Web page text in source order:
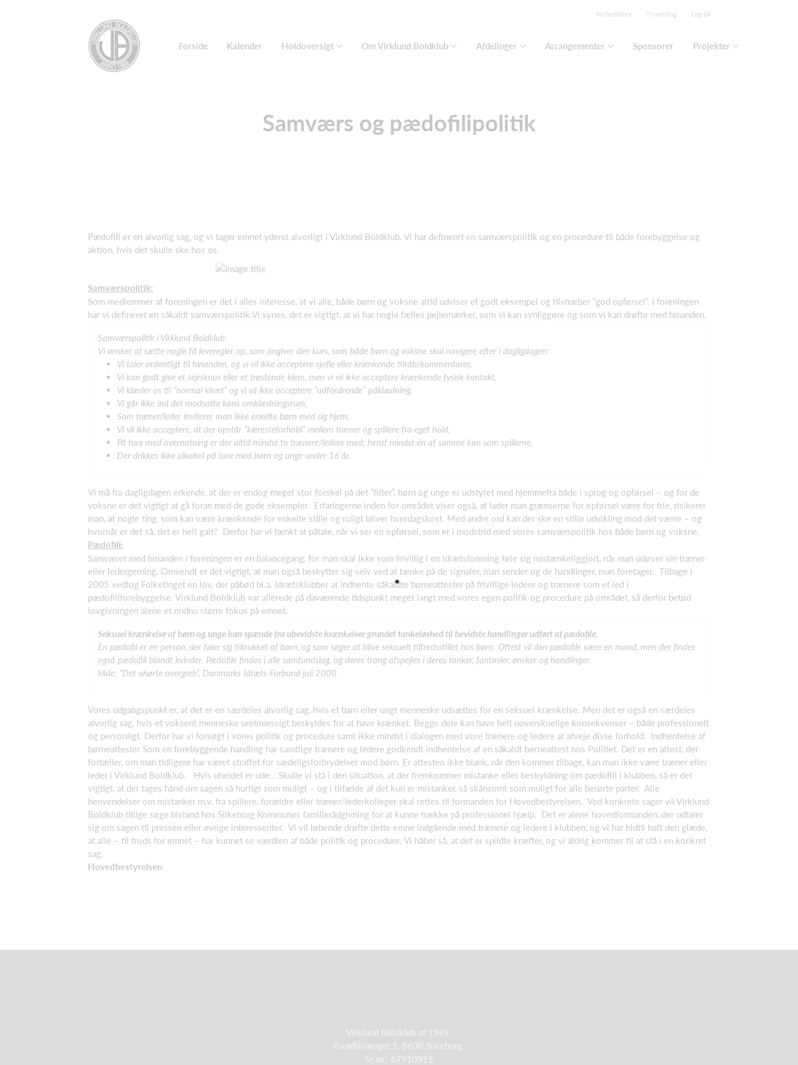
Nyhedsbrev Tilmelding Log på
Forside Kalender Holdoversigt Om Virklund Boldklub Afdelinger Arrangementer Sponsorer Projekter
Samværs og pædofilipolitik
Pædofili er en alvorlig sag, og vi tager emnet yderst alvorligt i Virklund Boldklub. Vi har defineret en samværspolitik og en procedure til både forebyggelse og
aktion, hvis det skulle ske hos os.
Samværspolitik:
Som medlemmer af foreningen er det i alles interesse, at vi alle, både børn og voksne altid udviser et godt eksempel og tilstræber ”god opførsel”. I foreningen
har vi defineret en såkaldt samværspolitik.Vi synes, det er vigtigt, at vi har nogle fælles pejlemærker, som vi kan synliggøre og som vi kan drøfte med hinanden.
Samværspolitik i Virklund Boldklub:
Vi ønsker at sætte nogle få leveregler op, som angiver den kurs, som både børn og voksne skal navigere efter i dagligdagen:
Vi taler ordentligt til hinanden, og vi vil ikke acceptere sjofle eller krænkende tilråb/kommentarer,
Vi kan godt give et sejrsknus eller et trøstende klem, men vi vil ikke acceptere krænkende fysisk kontakt,
Vi klæder os til ”normal idræt” og vi vil ikke acceptere ”udfordrende” påklædning,
Vi går ikke ind det modsatte køns omklædningsrum,
Som træner/leder inviterer man ikke enkelte børn med sig hjem,
Vi vil ikke acceptere, at der opstår ”kæresteforhold” mellem træner og spillere fra eget hold,
På ture med overnatning er der altid mindst to trænere/ledere med; heraf mindst én af samme køn som spillerne,
Der drikkes ikke alkohol på ture med børn og unge under 16 år,
Vi må fra dagligdagen erkende, at der er endog meget stor forskel på det ”filter”, børn og unge er udstyret med hjemmefra både i sprog og opførsel – og for de
voksne er det vigtigt at gå foran med de gode eksempler. Erfaringerne inden for området viser også, at lader man grænserne for opførsel være for frie, risikerer
man, at nogle ting, som kan være krænkende for enkelte stille og roligt bliver hverdagskost. Med andre ord kan der ske en stille udvikling mod det værre – og
hvornår er det så, det er helt galt? Derfor har vi tænkt at påtale, når vi ser en opførsel, som er i modstrid med vores samværspolitik hos både børn og voksne.
Pædofili:
Samværet med hinanden i foreningen er en balancegang, for man skal ikke som frivillig i en idrætsforening føle sig mistænkeliggjort, når man udøver sin træner-
eller ledergerning. Omvendt er det vigtigt, at man også beskytter sig selv ved at tænke på de signaler, man sender og de handlinger, man foretager. Tilbage i
2005 vedtog Folketinget en lov, der påbød bl.a. idrætsklubber at indhente såkaldte børneattester på frivillige ledere og trænere som et led i
pædofiliforebyggelse. Virklund Boldklub var allerede på daværende tidspunkt meget langt med vores egen politik og procedure på området, så derfor betød
lovgivningen alene et endnu større fokus på emnet.
Seksuel krænkelse af børn og unge kan spænde fra ubevidste krænkelser grundet tankeløshed til bevidste handlinger udført af pædofile.
En pædofil er en person, der føler sig tiltrukket af børn, og som søger at blive seksuelt tilfredsstillet hos børn. Oftest vil den pædofile være en mand, men der findes
også pædofili blandt kvinder. Pædofile findes i alle samfundslag, og deres trang afspejles i deres tanker, fantasier, ønsker og handlinger.
kilde: ”Det uhørte overgreb”, Danmarks Idræts-Forbund juli 2000
Vores udgangspunkt er, at det er en særdeles alvorlig sag, hvis et barn eller ungt menneske udsættes for en seksuel krænkelse. Men det er også en særdeles
alvorlig sag, hvis et voksent menneske uretmæssigt beskyldes for at have krænket. Begge dele kan have helt uoverskuelige konsekvenser – både professionelt
og personligt. Derfor har vi forsøgt i vores politik og procedure samt ikke mindst i dialogen med vore trænere og ledere at afveje disse forhold. Indhentelse af
børneattester Som en forebyggende handling har samtlige trænere og ledere godkendt indhentelse af en såkaldt børneattest hos Politiet. Det er en attest, der
fortæller, om man tidligere har været straffet for sædeligsforbrydelser mod børn. Er attesten ikke blank, når den kommer tilbage, kan man ikke være træner eller
leder i Virklund Boldklub. Hvis uheldet er ude… Skulle vi stå i den situation, at der fremkommer mistanke eller beskyldning om pædofili i klubben, så er det
vigtigt, at der tages hånd om sagen så hurtigt som muligt – og i tilfælde af det kun er mistanker, så skånsomt som muligt for alle berørte parter. Alle
henvendelser om mistanker m.v. fra spillere, forældre eller træner/lederkolleger skal rettes til formanden for Hovedbestyrelsen. Ved konkrete sager vil Virklund
Boldklub tillige søge bistand hos Silkeborg Kommunes familierådgivning for at kunne trække på professionel hjælp. Det er alene hovedformanden, der udtaler
sig om sagen til pressen eller øvrige interessenter. Vi vil løbende drøfte dette emne indgående med trænere og ledere i klubben, og vi har hidtil haft den glæde,
at alle – til trods for emnet – har kunnet se værdien af både politik og procedure. Vi håber så, at det er spildte kræfter, og vi aldrig kommer til at stå i en konkret
sag.
Hovedbestyrelsen
Virklund Boldklub af 1969
Paradisvænget 1, 8600 Silkeborg
Se.nr.: 67910915